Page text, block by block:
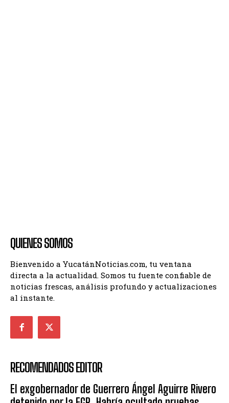
QUIENES SOMOS
Bienvenido a YucatánNoticias.com, tu ventana
directa a la actualidad. Somos tu fuente confiable de
noticias frescas, análisis profundo y actualizaciones
al instante.
RECOMENDADOS EDITOR
El exgobernador de Guerrero Ángel Aguirre Rivero